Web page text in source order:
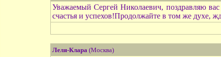
Уважаемый Сергей Николаевич, поздравляю
счастья и успехов!Продолжайте в том же духе,
Леля-Клара(Москва)